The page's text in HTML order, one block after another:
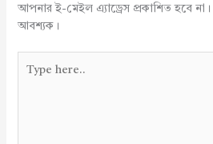
আপনার ই-মেইল এ্যাড্রেস প্রকাশিত হবে না।
আবশ্যক।
here..